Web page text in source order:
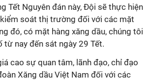
Tết Nguyên đán này, Đội sẽ thực hiện
soát thị trường đối với các mặt
đó, có mặt hàng xăng dầu, chúng tôi
từ nay đến sát ngày 29 Tết.
cao sự quan tâm, lãnh đạo, chỉ đạo
Xăng dầu Việt Nam đối với các